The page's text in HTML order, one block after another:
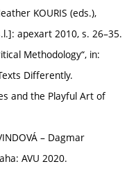
KOURIS (eds.),
apexart 2010, s. 26–35.
Methodology“, in:
Differently.
and the Playful Art of
– Dagmar
AVU 2020.